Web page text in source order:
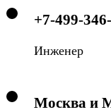
+7-499-
Инженер
Москва и